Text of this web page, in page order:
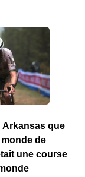
Arkansas que
de
une course